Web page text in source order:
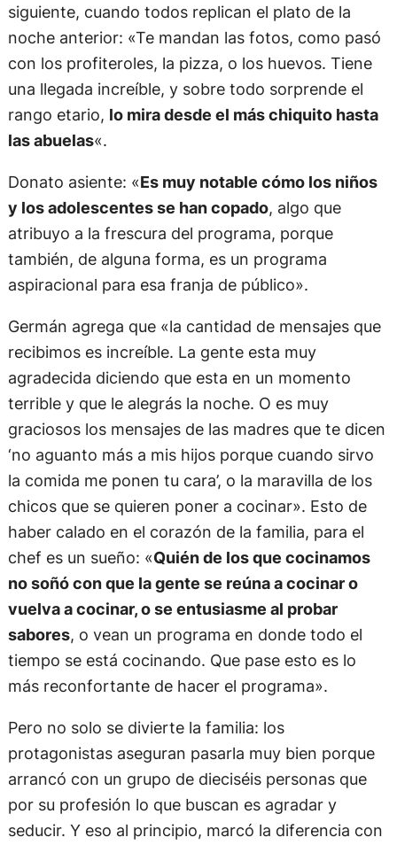
siguiente, cuando todos replican el plato de la
noche anterior: «Te mandan las fotos, como pasó
con los profiteroles, la pizza, o los huevos. Tiene
una llegada increíble, y sobre todo sorprende el
rango etario, lo mira desde el más chiquito hasta
las abuelas«.
Donato asiente: «Es muy notable cómo los niños
y los adolescentes se han copado, algo que
atribuyo a la frescura del programa, porque
también, de alguna forma, es un programa
aspiracional para esa franja de público».
Germán agrega que «la cantidad de mensajes que
recibimos es increíble. La gente esta muy
agradecida diciendo que esta en un momento
terrible y que le alegrás la noche. O es muy
graciosos los mensajes de las madres que te dicen
‘no aguanto más a mis hijos porque cuando sirvo
la comida me ponen tu cara’, o la maravilla de los
chicos que se quieren poner a cocinar». Esto de
haber calado en el corazón de la familia, para el
chef es un sueño: «Quién de los que cocinamos
no soñó con que la gente se reúna a cocinar o
vuelva a cocinar, o se entusiasme al probar
sabores, o vean un programa en donde todo el
tiempo se está cocinando. Que pase esto es lo
más reconfortante de hacer el programa».
Pero no solo se divierte la familia: los
protagonistas aseguran pasarla muy bien porque
arrancó con un grupo de dieciséis personas que
por su profesión lo que buscan es agradar y
seducir. Y eso al principio, marcó la diferencia con